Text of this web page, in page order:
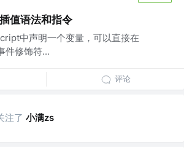
值语法和指令
中声明一个变量，可以直接在
件修饰符...
评论
注了 小满zs